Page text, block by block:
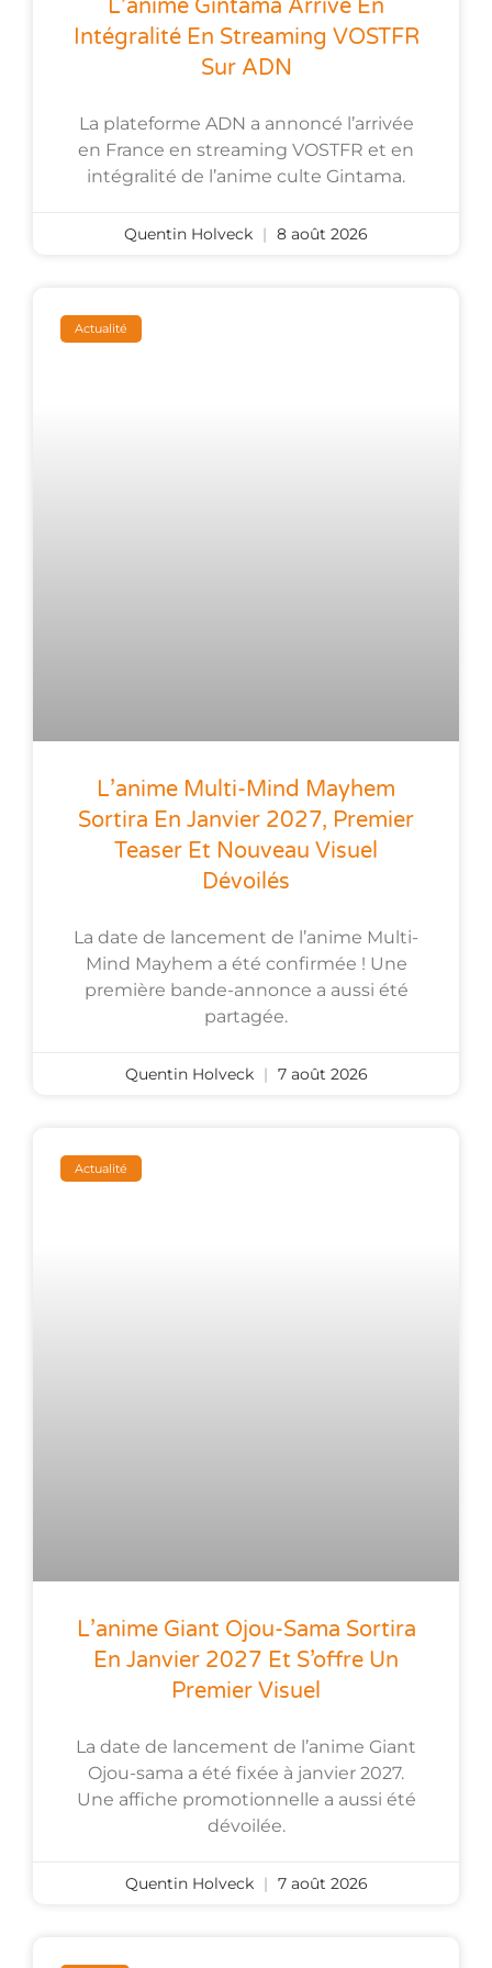
L’anime Gintama Arrive En
Intégralité En Streaming VOSTFR
Sur ADN
La plateforme ADN a annoncé l’arrivée
en France en streaming VOSTFR et en
intégralité de l’anime culte Gintama.
Quentin Holveck 8 août 2026
Actualité
L’anime Multi-Mind Mayhem
Sortira En Janvier 2027, Premier
Teaser Et Nouveau Visuel
Dévoilés
La date de lancement de l’anime Multi-
Mind Mayhem a été confirmée ! Une
première bande-annonce a aussi été
partagée.
Quentin Holveck 7 août 2026
Actualité
L’anime Giant Ojou-Sama Sortira
En Janvier 2027 Et S’offre Un
Premier Visuel
La date de lancement de l’anime Giant
Ojou-sama a été fixée à janvier 2027.
Une affiche promotionnelle a aussi été
dévoilée.
Quentin Holveck 7 août 2026